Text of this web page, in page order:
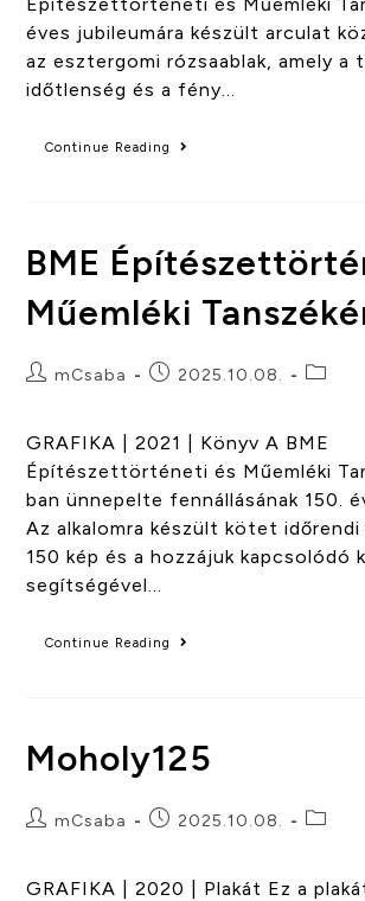
éves jubileumára készült arculat
az esztergomi rózsaablak, amely a
időtlenség és a fény…
Continue Reading
BME
Műemléki
mCsaba 2025.10.08.
GRAFIKA | 2021 | Könyv A BME
Építészettörténeti és Műemléki
ban ünnepelte fennállásának 150.
Az alkalomra készült kötet időrendi
150 kép és a hozzájuk kapcsolódó
segítségével…
Continue Reading
Moholy125
mCsaba 2025.10.08.
GRAFIKA | 2020 | Plakát Ez a